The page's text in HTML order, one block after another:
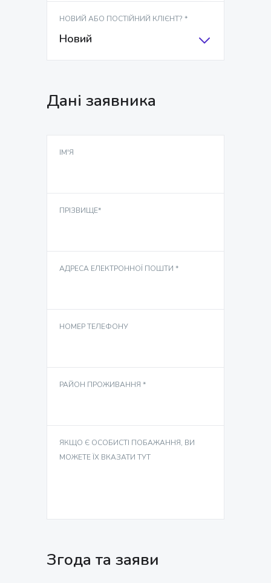
НОВИЙ АБО ПОСТІЙНИЙ КЛІЄНТ? *
Новий
Дані заявника
ІМ'Я
ПРІЗВИЩЕ*
АДРЕСА ЕЛЕКТРОННОЇ ПОШТИ *
НОМЕР ТЕЛЕФОНУ
РАЙОН ПРОЖИВАННЯ *
ЯКЩО Є ОСОБИСТІ ПОБАЖАННЯ, ВИ
МОЖЕТЕ ЇХ ВКАЗАТИ ТУТ
Згода та заяви
тренер
6 занять дитина + один із
батьків / майстер-тренер